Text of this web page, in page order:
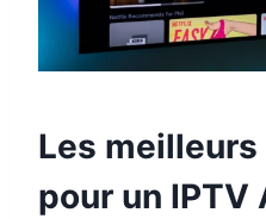
Les
pour un IPTV